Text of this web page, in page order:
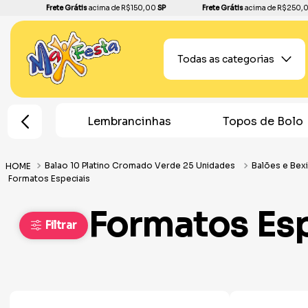
Frete Grátisacima de R$150,00 SP Frete Grátisacima de
Todas as categorias
Lembrancinhas Topos de Bolo
Balao 10 Platino Cromado Verde 25 Unidades Balões e
Formatos Especiais
Filtrar Formatos